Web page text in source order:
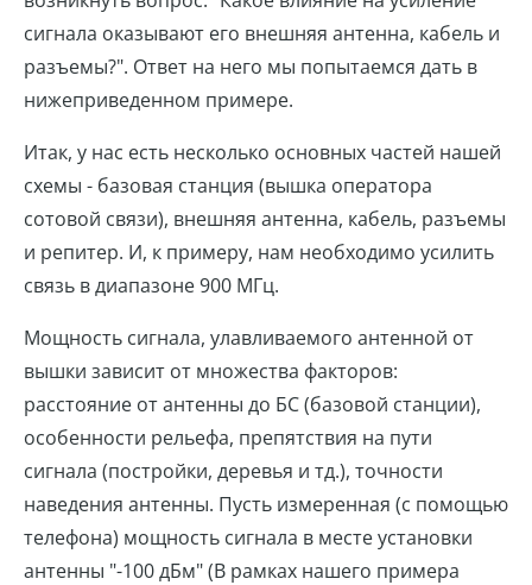
сигнала оказывают его внешняя антенна, кабель и
разъемы?". Ответ на него мы попытаемся дать в
нижеприведенном примере.
Итак, у нас есть несколько основных частей нашей
схемы - базовая станция (вышка оператора
сотовой связи), внешняя антенна, кабель, разъемы
и репитер. И, к примеру, нам необходимо усилить
связь в диапазоне 900 МГц.
Мощность сигнала, улавливаемого антенной от
вышки зависит от множества факторов:
расстояние от антенны до БС (базовой станции),
особенности рельефа, препятствия на пути
сигнала (постройки, деревья и тд.), точности
наведения антенны. Пусть измеренная (с помощью
телефона) мощность сигнала в месте установки
антенны "-100 дБм" (В рамках нашего примера